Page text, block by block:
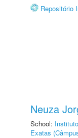
Repositório
Neuza
School:
Exatas